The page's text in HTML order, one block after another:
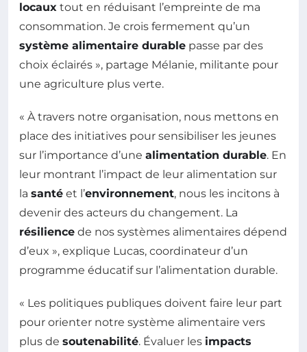
locaux tout en réduisant l’empreinte de ma
consommation. Je crois fermement qu’un
système alimentaire durable passe par des
choix éclairés », partage Mélanie, militante pour
une agriculture plus verte.
« À travers notre organisation, nous mettons en
place des initiatives pour sensibiliser les jeunes
sur l’importance d’une alimentation durable. En
leur montrant l’impact de leur alimentation sur
la santé et l’environnement, nous les incitons à
devenir des acteurs du changement. La
résilience de nos systèmes alimentaires dépend
d’eux », explique Lucas, coordinateur d’un
programme éducatif sur l’alimentation durable.
« Les politiques publiques doivent faire leur part
pour orienter notre système alimentaire vers
plus de soutenabilité. Évaluer les impacts